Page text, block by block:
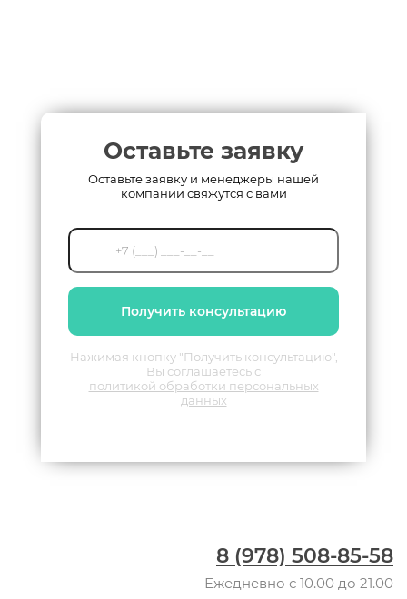
Оставьте заявку
Оставьте заявку и менеджеры нашей
компании свяжутся с вами
Получить консультацию
Нажимая кнопку "Получить консультацию",
Вы соглашаетесь с
политикой обработки персональных
данных
8 (978) 508-85-58
Ежедневно с 10.00 до 21.00